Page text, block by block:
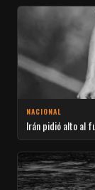
NACIONAL
Irán pidió alto al